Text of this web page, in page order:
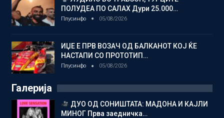
ПОЛУДЕА ПО САЛАХ Дури 25.000…
Плусинфо 05/08/2026
ИЏЕ Е ПРВ ВОЗАЧ ОД БАЛКАНОТ КОЈ ЌЕ
НАСТАПИ СО ПРОТОТИП…
Плусинфо 05/08/2026
Галерија
ДУО ОД СОНИШТАТА: МАДОНА И КАЈЛИ
МИНОГ Прва заедничка…